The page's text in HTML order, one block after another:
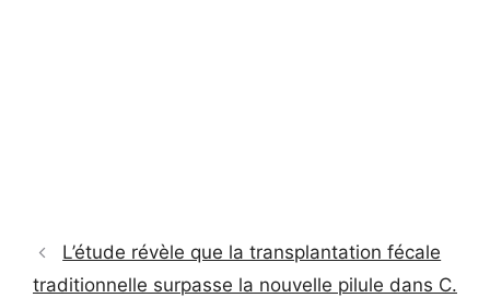
L’étude révèle que la transplantation fécale
traditionnelle surpasse la nouvelle pilule dans C.